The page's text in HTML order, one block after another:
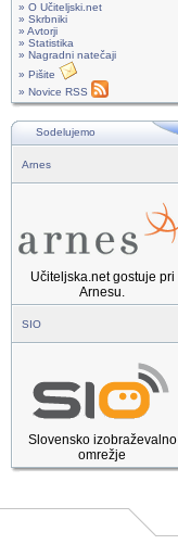
» O Učiteljski.net
» Skrbniki
» Avtorji
» Statistika
» Nagradni natečaji
» Pišite
» Novice RSS
Sodelujemo
Arnes
Učiteljska.net gostuje pri
Arnesu.
SIO
Slovensko izobraževalno
omrežje